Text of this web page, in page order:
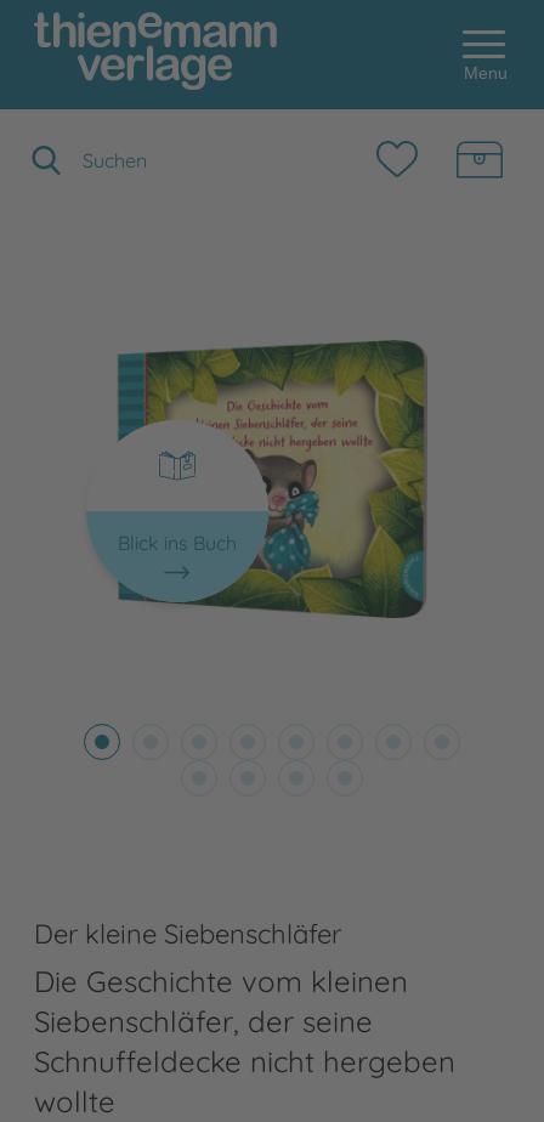
Menu
Blick ins Buch
Der kleine Siebenschläfer
Die Geschichte vom kleinen
Siebenschläfer, der seine
Schnuffeldecke nicht hergeben
wollte